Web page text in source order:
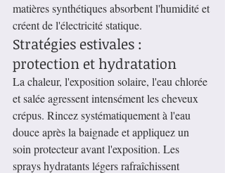
matières synthétiques absorbent l'humidité et
créent de l'électricité statique.
Stratégies estivales :
protection et hydratation
La chaleur, l'exposition solaire, l'eau chlorée
et salée agressent intensément les cheveux
crépus. Rincez systématiquement à l'eau
douce après la baignade et appliquez un
soin protecteur avant l'exposition. Les
sprays hydratants légers rafraîchissent